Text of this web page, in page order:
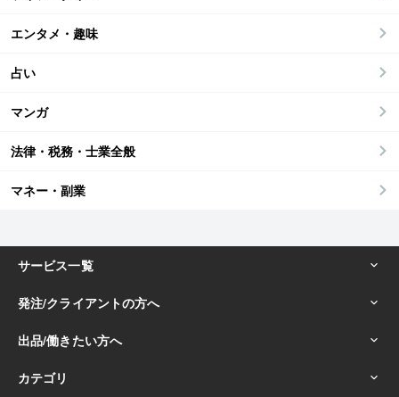
エンタメ・趣味
占い
マンガ
法律・税務・士業全般
マネー・副業